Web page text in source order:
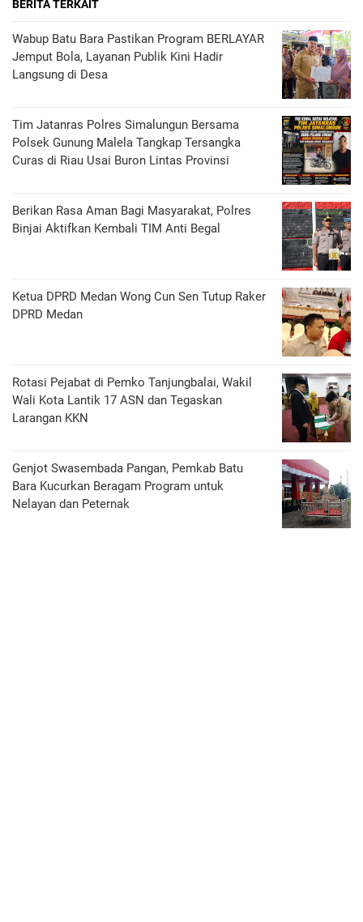
BERITA TERKAIT
Wabup Batu Bara Pastikan Program BERLAYAR
Jemput Bola, Layanan Publik Kini Hadir
Langsung di Desa
Tim Jatanras Polres Simalungun Bersama
Polsek Gunung Malela Tangkap Tersangka
Curas di Riau Usai Buron Lintas Provinsi
Berikan Rasa Aman Bagi Masyarakat, Polres
Binjai Aktifkan Kembali TIM Anti Begal
Ketua DPRD Medan Wong Cun Sen Tutup Raker
DPRD Medan
Rotasi Pejabat di Pemko Tanjungbalai, Wakil
Wali Kota Lantik 17 ASN dan Tegaskan
Larangan KKN
Genjot Swasembada Pangan, Pemkab Batu
Bara Kucurkan Beragam Program untuk
Nelayan dan Peternak